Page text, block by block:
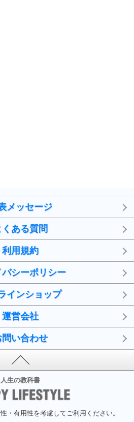
メッセージ
くある質問
利用規約
バシーポリシー
インショップ
運営会社
問い合わせ
人生の教科書
・有用性を考慮してご利用ください。